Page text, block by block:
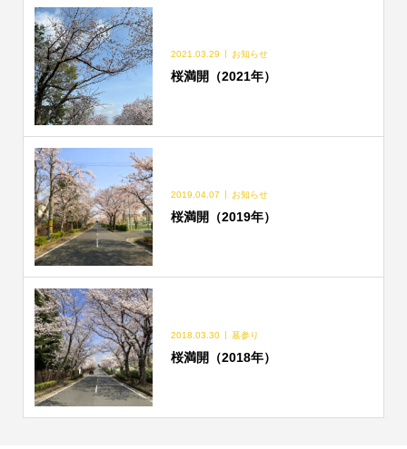
2021.03.29 お知らせ
桜満開（2021年）
2019.04.07 お知らせ
桜満開（2019年）
2018.03.30 墓参り
桜満開（2018年）